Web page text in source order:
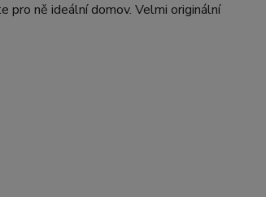
pro ně ideální domov. Velmi originální